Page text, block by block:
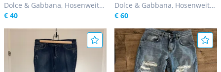
Dolce & Gabbana, Hosenweite
30 / S, 31 / M
€ 40
Dolce & Gabbana, Hosenweite
32 / L
€ 60